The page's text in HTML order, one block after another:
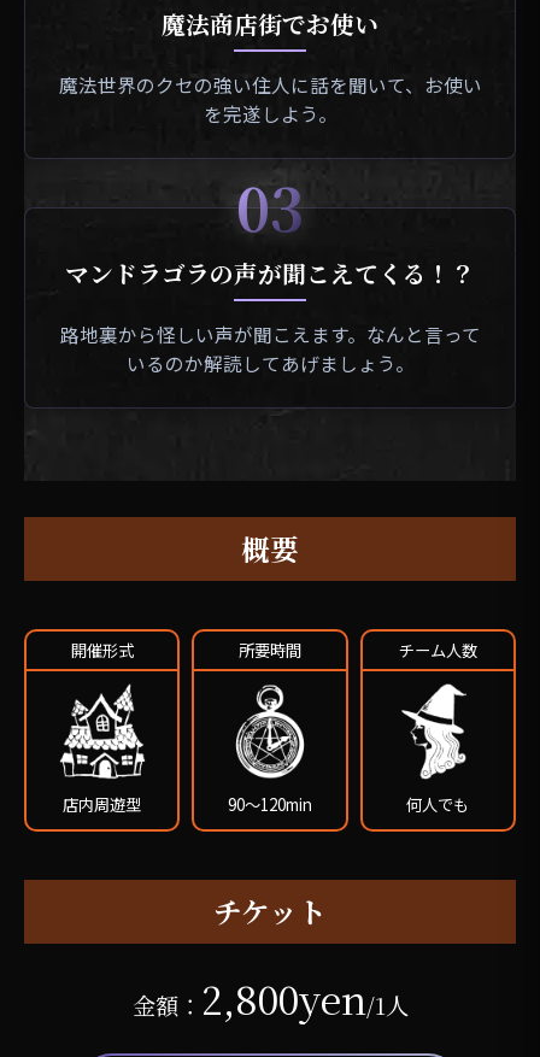
魔法商店街でお使い
魔法世界のクセの強い住人に話を聞いて、お使い
を完遂しよう。
03
マンドラゴラの声が聞こえてくる！？
路地裏から怪しい声が聞こえます。なんと言って
いるのか解読してあげましょう。
概要
開催形式
店内周遊型
所要時間
90～120min
チーム人数
何人でも
チケット
金額： 2,800yen/1人